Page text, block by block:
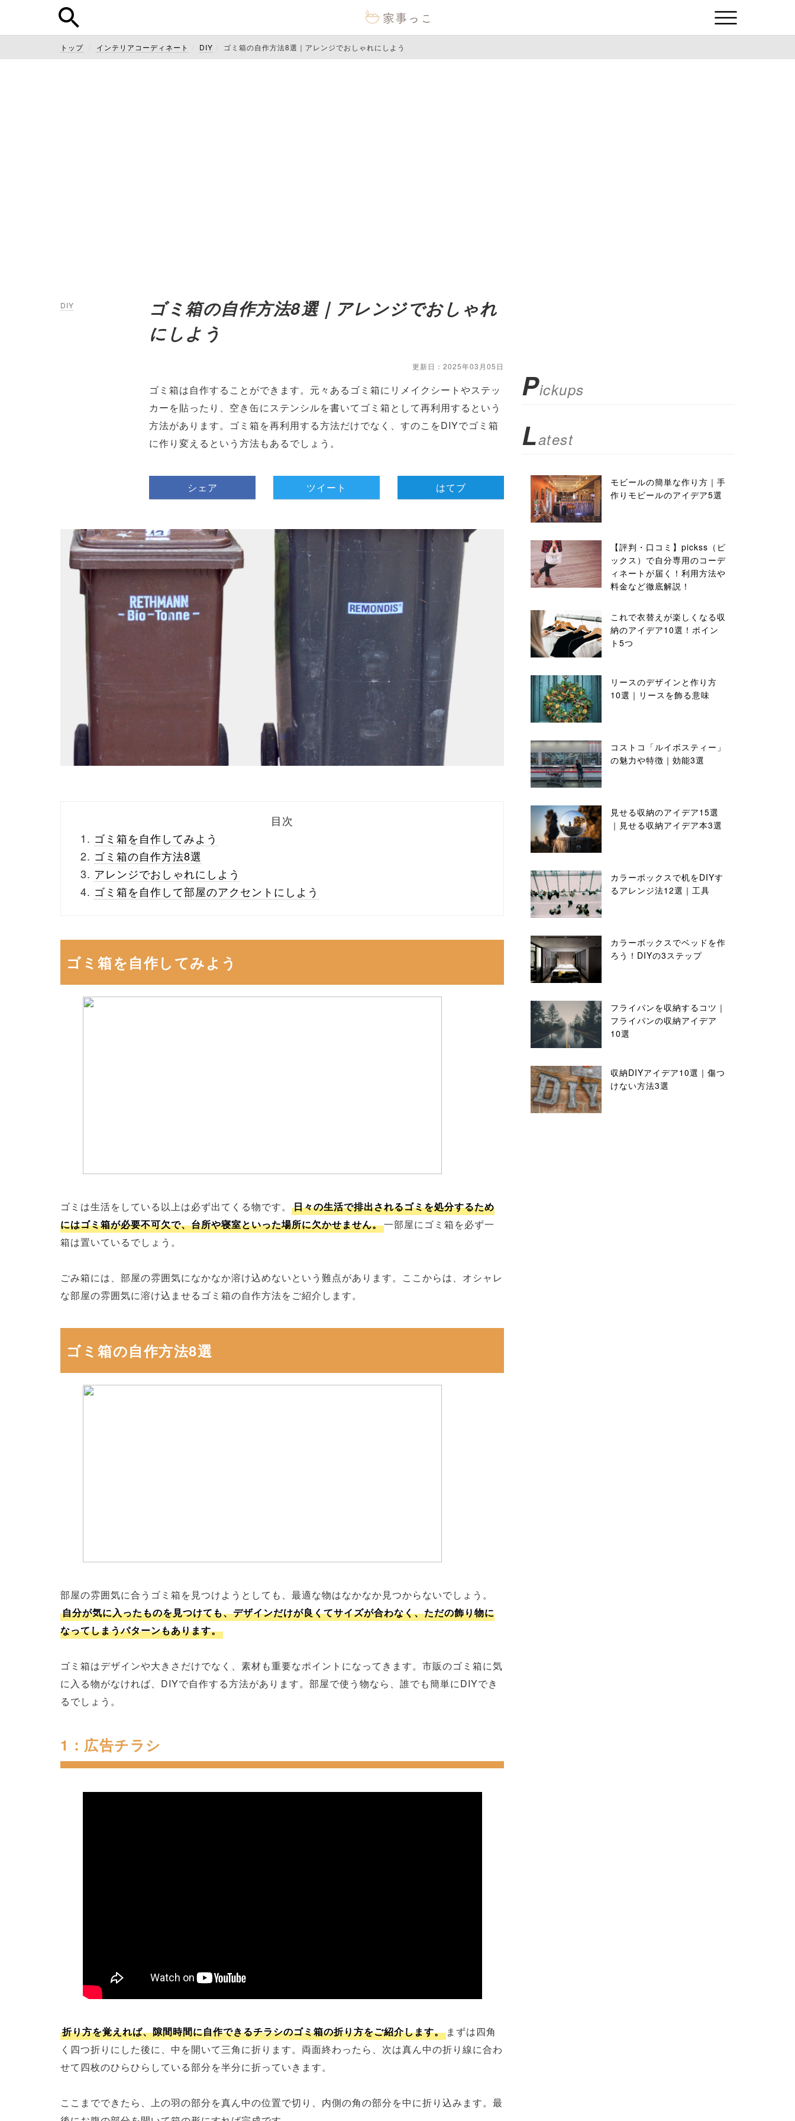
トップ インテリアコーディネート DIY ゴミ箱の自作方法8選｜アレンジでおしゃれにしよう
DIY
ゴミ箱の自作方法8選｜アレンジでおしゃれ
にしよう
更新日：2025年03月05日
ゴミ箱は自作することができます。元々あるゴミ箱にリメイクシートやステッ
カーを貼ったり、空き缶にステンシルを書いてゴミ箱として再利用するという
方法があります。ゴミ箱を再利用する方法だけでなく、すのこをDIYでゴミ箱
に作り変えるという方法もあるでしょう。
シェア ツイート はてブ
目次
ゴミ箱を自作してみよう
ゴミ箱の自作方法8選
アレンジでおしゃれにしよう
ゴミ箱を自作して部屋のアクセントにしよう
ゴミ箱を自作してみよう
ゴミは生活をしている以上は必ず出てくる物です。
日々の生活で排出されるゴミを処分するため
にはゴミ箱が必要不可欠で、台所や寝室といった場所に欠かせません。一部屋にゴミ箱を必ず一
箱は置いているでしょう。
ごみ箱には、部屋の雰囲気になかなか溶け込めないという難点があります。ここからは、オシャレ
な部屋の雰囲気に溶け込ませるゴミ箱の自作方法をご紹介します。
ゴミ箱の自作方法8選
部屋の雰囲気に合うゴミ箱を見つけようとしても、最適な物はなかなか見つからないでしょう。
自分が気に入ったものを見つけても、デザインだけが良くてサイズが合わなく、ただの飾り物に
なってしまうパターンもあります。
ゴミ箱はデザインや大きさだけでなく、素材も重要なポイントになってきます。市販のゴミ箱に気
に入る物がなければ、DIYで自作する方法があります。部屋で使う物なら、誰でも簡単にDIYでき
るでしょう。
1：広告チラシ
折り方を覚えれば、隙間時間に自作できるチラシのゴミ箱の折り方をご紹介します。 まずは四角
く四つ折りにした後に、中を開いて三角に折ります。両面終わったら、次は真ん中の折り線に合わ
せて四枚のひらひらしている部分を半分に折っていきます。
ここまでできたら、上の羽の部分を真ん中の位置で切り、内側の角の部分を中に折り込みます。最
Pickups
Latest
モビールの簡単な作り方｜手
作りモビールのアイデア5選
【評判・口コミ】pickss（ピ
ックス）で自分専用のコーデ
ィネートが届く！利用方法や
料金など徹底解説！
これで衣替えが楽しくなる収
納のアイデア10選！ポイン
ト5つ
リースのデザインと作り方
10選｜リースを飾る意味
コストコ「ルイボスティー」
の魅力や特徴｜効能3選
見せる収納のアイデア15選
｜見せる収納アイデア本3選
カラーボックスで机をDIYす
るアレンジ法12選｜工具
カラーボックスでベッドを作
ろう！DIYの3ステップ
フライパンを収納するコツ｜
フライパンの収納アイデア
10選
収納DIYアイデア10選｜傷つ
けない方法3選